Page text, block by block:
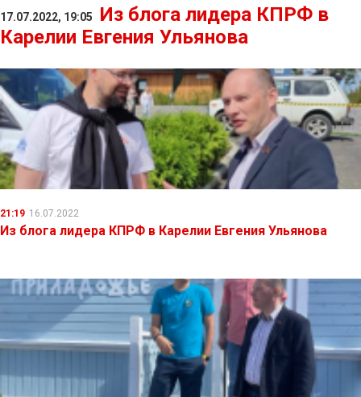
17.07.2022, 19:05
Из блога лидера КПРФ в
Карелии Евгения Ульянова
21:19 16.07.2022
Из блога лидера КПРФ в Карелии Евгения Ульянова